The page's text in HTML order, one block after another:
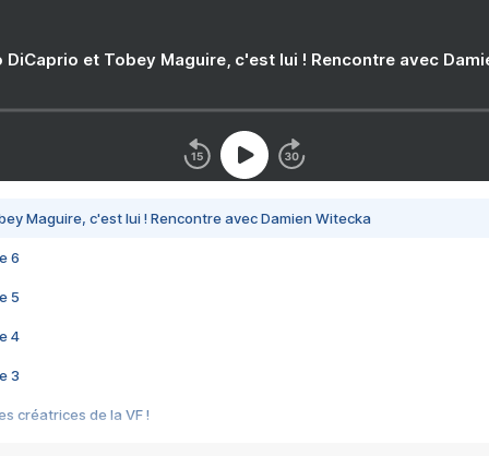
DiCaprio et Tobey Maguire, c'est lui ! Rencontre avec
Maguire, c'est lui ! Rencontre avec Damien Witecka
6
5
4
3
créatrices de la VF !